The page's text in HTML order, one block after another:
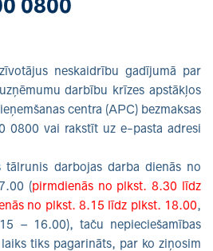
0800
neskaidrību gadījumā par
darbību krīzes apstākļos
centra (APC) bezmaksas
0800 vai rakstīt uz e-pasta adresi
tālrunis darbojas darba dienās no
(pirmdienās no plkst. 8.30 līdz
no plkst. 8.15 līdz plkst. 18.00,
– 16.00), taču nepieciešamības
tiks pagarināts, par ko ziņosim